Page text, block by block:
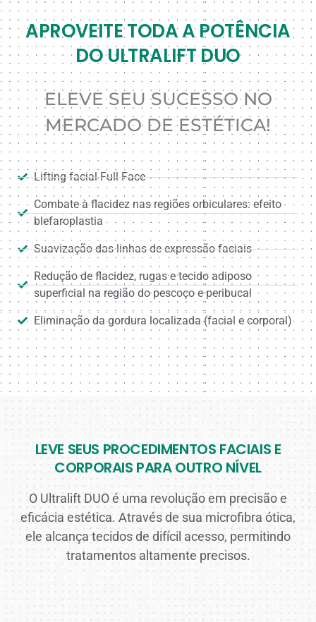
APROVEITE TODA A POTÊNCIA
DO ULTRALIFT DUO
ELEVE SEU SUCESSO NO
MERCADO DE ESTÉTICA!
Lifting facial Full Face
Combate à flacidez nas regiões orbiculares: efeito
blefaroplastia
Suavização das linhas de expressão faciais
Redução de flacidez, rugas e tecido adiposo
superficial na região do pescoço e peribucal
Eliminação da gordura localizada (facial e corporal)
LEVE SEUS PROCEDIMENTOS FACIAIS E
CORPORAIS PARA OUTRO NÍVEL
O Ultralift DUO é uma revolução em precisão e
eficácia estética. Através de sua microfibra ótica,
ele alcança tecidos de difícil acesso, permitindo
tratamentos altamente precisos.